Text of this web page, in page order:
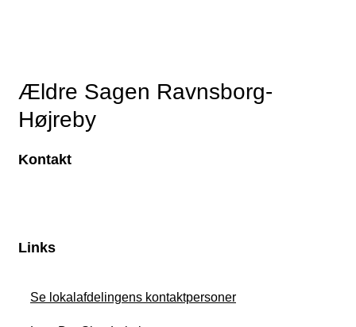
Ældre Sagen Ravnsborg-
Højreby
Kontakt
Links
Se lokalafdelingens kontaktpersoner